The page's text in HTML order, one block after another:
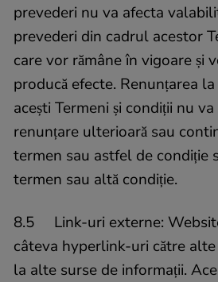
prevederi nu va afecta
prevederi din cadrul acestor
care vor rămâne în vigoare și
producă efecte. Renunțarea
acești Termeni și condiții nu
renunțare ulterioară sau
termen sau astfel de condiție
termen sau altă condiție.
8.5 Link-uri externe:
câteva hyperlink-uri către
la alte surse de informații.